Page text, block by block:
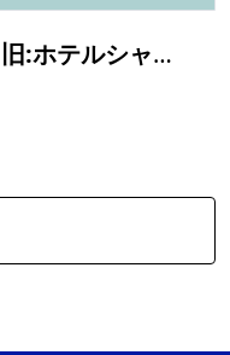
ホテル五楼函館 Go-Ro（旧:ホテルシャロームイン）